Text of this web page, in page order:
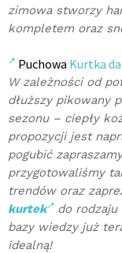
zimowa stworzy
kompletem oraz
Puchowa Kurtka
W zależności od
dłuższy pikowany
sezonu – ciepły
propozycji jest
pogubić
przygotowaliśmy
trendów oraz
kurtek do rodzaju
bazy wiedzy już
idealną!